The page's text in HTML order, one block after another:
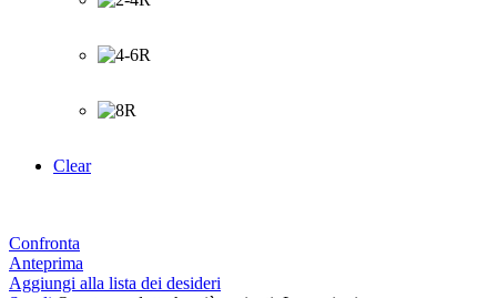
Clear
Confronta
Anteprima
Aggiungi alla lista dei desideri